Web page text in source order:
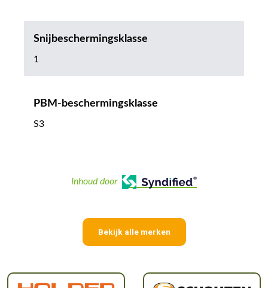
Snijbeschermingsklasse
1
PBM-beschermingsklasse
S3
Inhoud door
Bekijk alle merken